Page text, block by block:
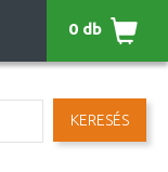
KERESÉS
0 db